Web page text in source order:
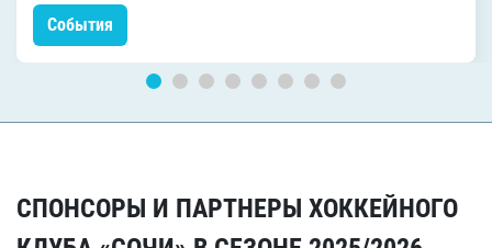
События
СПОНСОРЫ И ПАРТНЕРЫ ХОККЕЙНОГО